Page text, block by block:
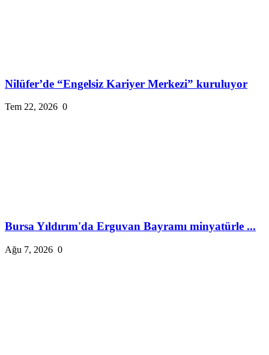
Nilüfer’de “Engelsiz Kariyer Merkezi” kuruluyor
Tem 22, 2026 0
Bursa Yıldırım'da Erguvan Bayramı minyatürle ...
Ağu 7, 2026 0